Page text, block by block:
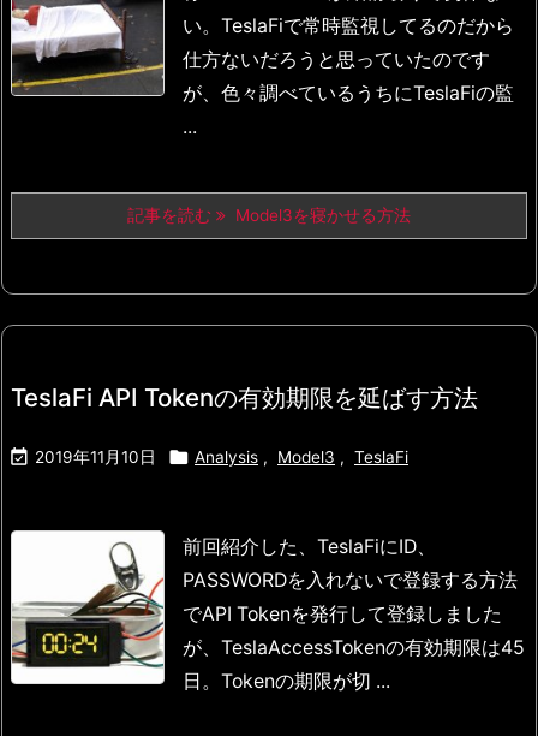
い。 TeslaFiで常時監視してるのだから
仕方ないだろうと思っていたのです
が、色々調べているうちにTeslaFiの監
...
記事を読む Model3を寝かせる方法
TeslaFi API Tokenの有効期限を延ばす方法
 2019年11月10日  Analysis , Model3 , TeslaFi
前回紹介した、 TeslaFiにID、
PASSWORDを入れないで登録する方法
でAPI Tokenを発行して登録しました
が、 TeslaAccessTokenの有効期限は45
日。 Tokenの期限が切 ...